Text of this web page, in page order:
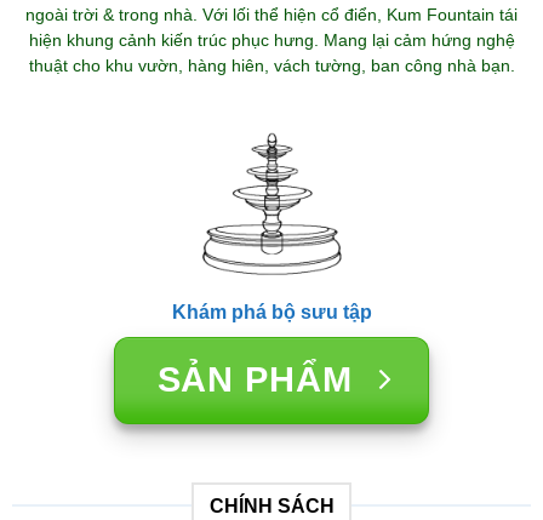
ngoài trời & trong nhà. Với lối thể hiện cổ điển, Kum Fountain tái
hiện khung cảnh kiến trúc phục hưng. Mang lại cảm hứng nghệ
thuật cho khu vườn, hàng hiên, vách tường, ban công nhà bạn.
Khám phá bộ sưu tập
SẢN PHẨM
CHÍNH SÁCH